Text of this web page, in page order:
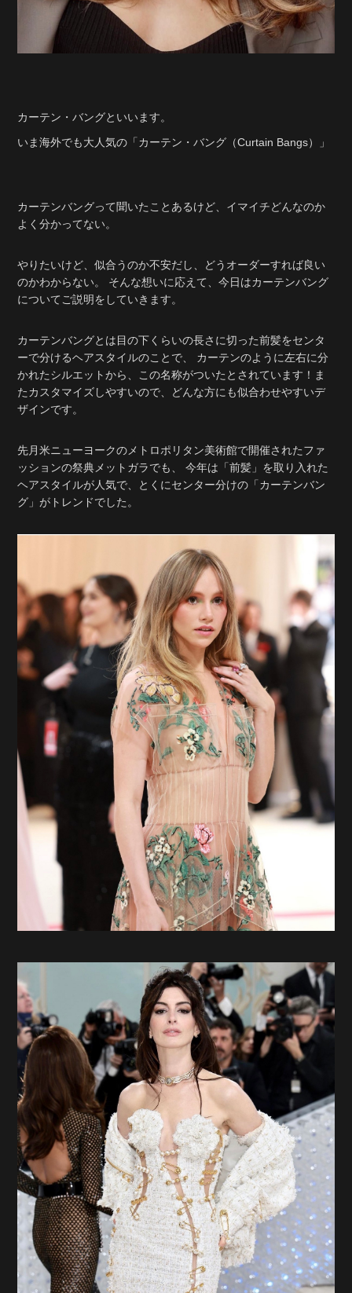
カーテン・バングといいます。
いま海外でも大人気の「カーテン・バング（Curtain Bangs）」
カーテンバングって聞いたことあるけど、イマイチどんなのか
よく分かってない。
やりたいけど、似合うのか不安だし、どうオーダーすれば良い
のかわからない。 そんな想いに応えて、今日はカーテンバング
についてご説明をしていきます。
カーテンバングとは目の下くらいの長さに切った前髪をセンタ
ーで分けるヘアスタイルのことで、 カーテンのように左右に分
かれたシルエットから、この名称がついたとされています！ま
たカスタマイズしやすいので、どんな方にも似合わせやすいデ
ザインです。
先月米ニューヨークのメトロポリタン美術館で開催されたファ
ッションの祭典メットガラでも、 今年は「前髪」を取り入れた
ヘアスタイルが人気で、とくにセンター分けの「カーテンバン
グ」がトレンドでした。